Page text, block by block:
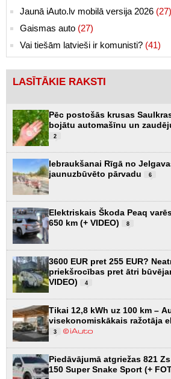
Jaunā iAuto.lv mobilā versija 2026 (27)
Gaismas auto (27)
Vai tiešām latvieši ir komunisti? (41)
LASĪTĀKIE RAKSTI
Pēc postošās krusas
bojātu automašīnu un
2
Iebraukšanai Rīgā no
jaunuzbūvēto pārvadu
6
Elektriskais Škoda Peaq
650 km (+ VIDEO)
8
3600 EUR pret 255 EUR?
priekšrocības pret ātri
VIDEO)
4
Tikai 12,8 kWh uz 100 km –
visekonomiskākais ražotāja
3
Piedāvājumā atgriežas 821
150 Super Snake Sport (+